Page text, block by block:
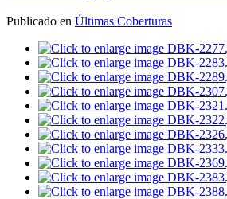
Publicado en Últimas Coberturas